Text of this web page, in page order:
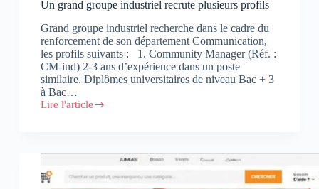
Un grand groupe industriel recrute plusieurs profils
Grand groupe industriel recherche dans le cadre du
renforcement de son département Communication,
les profils suivants : 1. Community Manager (Réf. :
CM-ind) 2-3 ans d’expérience dans un poste
similaire. Diplômes universitaires de niveau Bac + 3
à Bac…
Lire l'article
Un
recrute
plusieurs
profils